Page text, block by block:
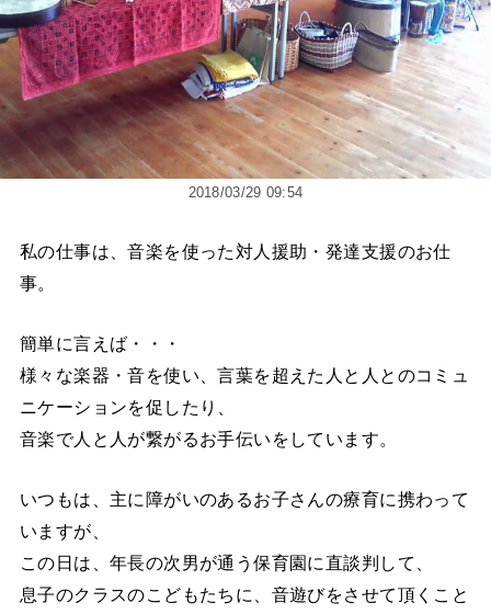
2018/03/29 09:54
私の仕事は、音楽を使った対人援助・発達支援のお仕
事。
簡単に言えば・・・
様々な楽器・音を使い、言葉を超えた人と人とのコミュ
ニケーションを促したり、
音楽で人と人が繋がるお手伝いをしています。
いつもは、主に障がいのあるお子さんの療育に携わって
いますが、
この日は、年長の次男が通う保育園に直談判して、
息子のクラスのこどもたちに、音遊びをさせて頂くこと